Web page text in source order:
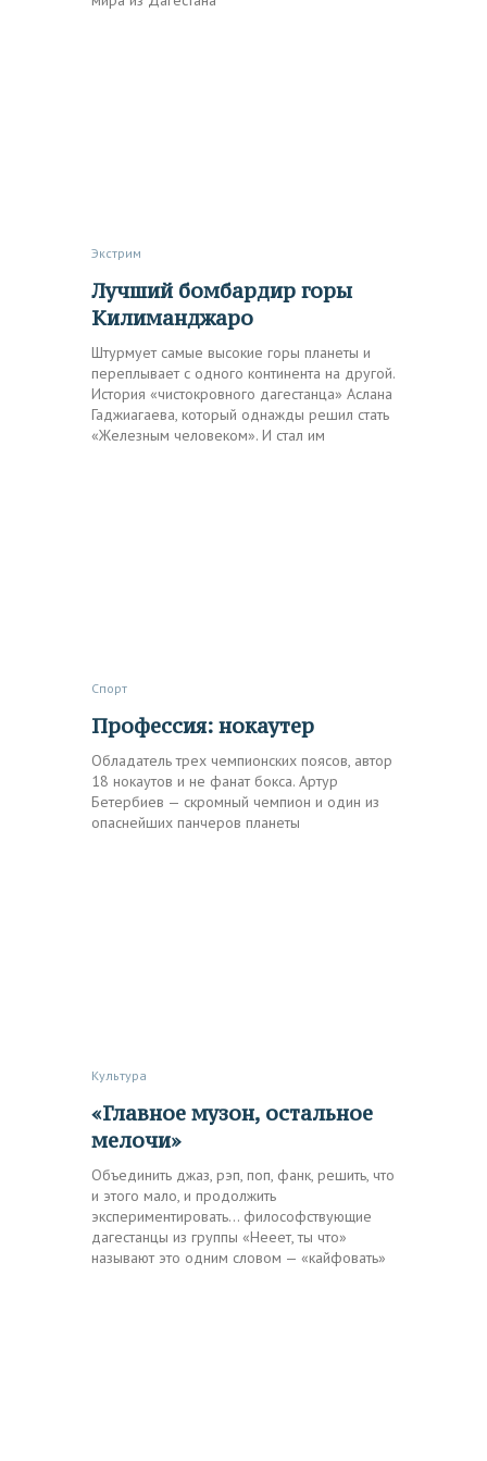
Экстрим
Лучший бомбардир горы
Килиманджаро
Штурмует самые высокие горы планеты и
переплывает с одного континента на другой.
История «чистокровного дагестанца» Аслана
Гаджиагаева, который однажды решил стать
«Железным человеком». И стал им
Спорт
Профессия: нокаутер
Обладатель трех чемпионских поясов, автор
18 нокаутов и не фанат бокса. Артур
Бетербиев — скромный чемпион и один из
опаснейших панчеров планеты
Культура
«Главное музон, остальное
мелочи»
Объединить джаз, рэп, поп, фанк, решить, что
и этого мало, и продолжить
экспериментировать… философствующие
дагестанцы из группы «Нееет, ты что»
называют это одним словом — «кайфовать»